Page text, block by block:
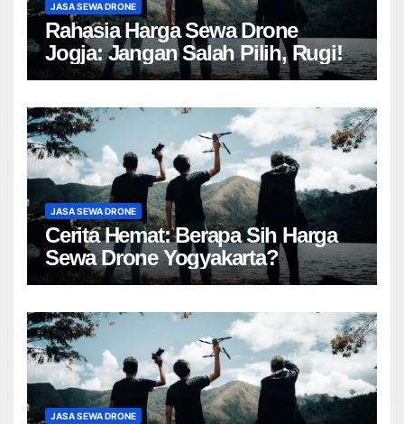
JASA SEWA DRONE
Rahasia Harga Sewa Drone
Jogja: Jangan Salah Pilih, Rugi!
JASA SEWA DRONE
Cerita Hemat: Berapa Sih Harga
Sewa Drone Yogyakarta?
JASA SEWA DRONE